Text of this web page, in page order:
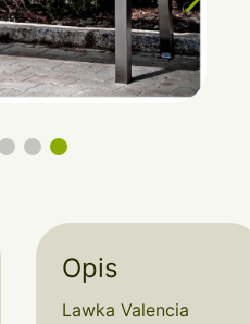
Opis
Lawka Valencia